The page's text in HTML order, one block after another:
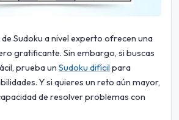
Sudoku a nivel experto ofrecen una
gratificante. Sin embargo, si buscas
prueba un Sudoku difícil para
Y si quieres un reto aún mayor,
de resolver problemas con